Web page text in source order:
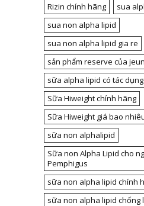
Rizin chính hãng
sua
sua non alpha lipid
sua non alpha lipid gia re
sản phẩm reserve của
sữa alpha lipid có tác dụng
Sữa Hiweight chính hãng
Sữa Hiweight giá bao
sữa non alphalipid
Sữa non Alpha Lipid cho
Pemphigus
sữa non alpha lipid chính
sữa non alpha lipid chống